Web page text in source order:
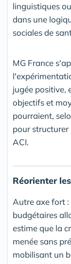
linguistiques
dans une
sociales de
MG France
jugée positive,
objectifs et
pourraient,
pour structurer
ACI.
Réorienter
Autre axe fort
budgétaires
estime que la
menée sans
mobilisant un